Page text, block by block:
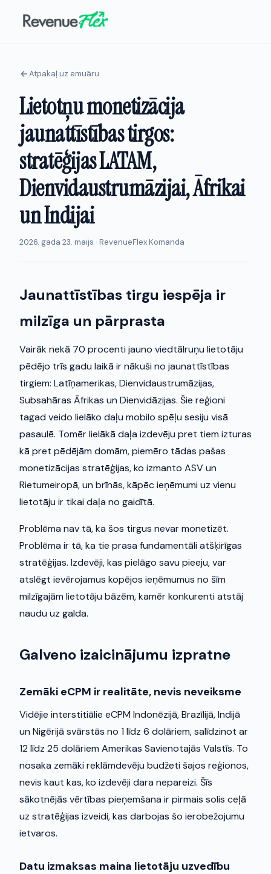
Atpakaļ uz emuāru
Lietotņu monetizācija
jaunattīstības tirgos:
stratēģijas LATAM,
Dienvidaustrumāzijai, Āfrikai
un Indijai
2026. gada 23. maijs · RevenueFlex Komanda
Jaunattīstības tirgu iespēja ir
milzīga un pārprasta
Vairāk nekā 70 procenti jauno viedtālruņu lietotāju
pēdējo trīs gadu laikā ir nākuši no jaunattīstības
tirgiem: Latīņamerikas, Dienvidaustrumāzijas,
Subsahāras Āfrikas un Dienvidāzijas. Šie reģioni
tagad veido lielāko daļu mobilo spēļu sesiju visā
pasaulē. Tomēr lielākā daļa izdevēju pret tiem izturas
kā pret pēdējām domām, piemēro tādas pašas
monetizācijas stratēģijas, ko izmanto ASV un
Rietumeiropā, un brīnās, kāpēc ieņēmumi uz vienu
lietotāju ir tikai daļa no gaidītā.
Problēma nav tā, ka šos tirgus nevar monetizēt.
Problēma ir tā, ka tie prasa fundamentāli atšķirīgas
stratēģijas. Izdevēji, kas pielāgo savu pieeju, var
atslēgt ievērojamus kopējos ieņēmumus no šīm
milzīgajām lietotāju bāzēm, kamēr konkurenti atstāj
naudu uz galda.
Galveno izaicinājumu izpratne
Zemāki eCPM ir realitāte, nevis neveiksme
Vidējie interstitiālie eCPM Indonēzijā, Brazīlijā, Indijā
un Nigērijā svārstās no 1 līdz 6 dolāriem, salīdzinot ar
12 līdz 25 dolāriem Amerikas Savienotajās Valstīs. To
nosaka zemāki reklāmdevēju budžeti šajos reģionos,
nevis kaut kas, ko izdevēji dara nepareizi. Šīs
sākotnējās vērtības pieņemšana ir pirmais solis ceļā
uz stratēģijas izveidi, kas darbojas šo ierobežojumu
ietvaros.
Datu izmaksas maina lietotāju uzvedību